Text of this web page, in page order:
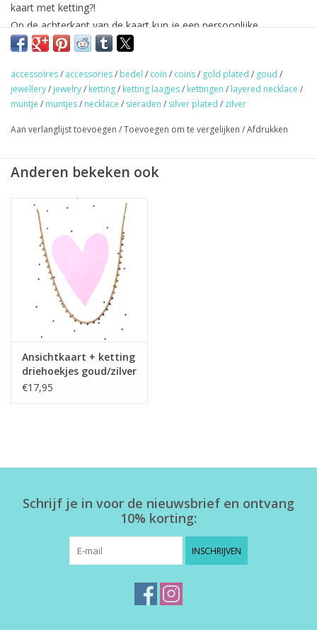
kaart met ketting?!
Op de achterkant van de kaart kun je een persoonlijke
boodschap schrijven.
Wil je liever een ander kettinkje van de moederdagcollectie op
deze kaart? Dat kan! Mail ons:info@libifashion.nlof stuur een
GRATIS
verzending vanaf €50,- (NL)
★ Sieraden & haaraccessoires verzending €1,95 (NL)
★ Werkdagen voor 17:00 uur besteld = zelfde dag verzonden
★ Veilig en snel betalen
accessoires/ accessories/ bedel / coin / coins/ gold plated / goud /
jewellery/ jewelry/ ketting/ ketting laagjes/ kettingen / layered necklace /
muntje / muntjes/ necklace / sieraden / silver plated / zilver
Aan verlanglijst toevoegen /Toevoegen om te vergelijken /Afdrukken
Anderen bekeken ook
Ansichtkaart + ketting
driehoekjes goud/zilver
€17,95
Schrijf je in voor de nieuwsbrief en ontvang
10% korting:
INSCHRIJVEN